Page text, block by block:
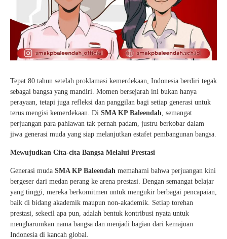
Tepat 80 tahun setelah proklamasi kemerdekaan, Indonesia berdiri tegak
sebagai bangsa yang mandiri. Momen bersejarah ini bukan hanya
perayaan, tetapi juga refleksi dan panggilan bagi setiap generasi untuk
terus mengisi kemerdekaan. Di SMA KP Baleendah, semangat
perjuangan para pahlawan tak pernah padam, justru berkobar dalam
jiwa generasi muda yang siap melanjutkan estafet pembangunan bangsa.
Mewujudkan Cita-cita Bangsa Melalui Prestasi
Generasi muda SMA KP Baleendah memahami bahwa perjuangan kini
bergeser dari medan perang ke arena prestasi. Dengan semangat belajar
yang tinggi, mereka berkomitmen untuk mengukir berbagai pencapaian,
baik di bidang akademik maupun non-akademik. Setiap torehan
prestasi, sekecil apa pun, adalah bentuk kontribusi nyata untuk
mengharumkan nama bangsa dan menjadi bagian dari kemajuan
Indonesia di kancah global.